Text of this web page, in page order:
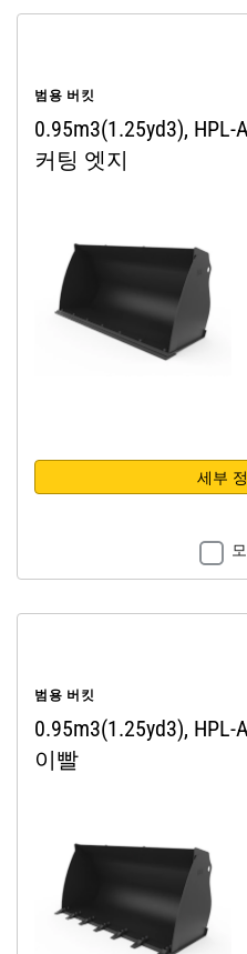
범용 버킷
0.95m3(1.25yd3),
커팅 엣지
세부
범용 버킷
0.95m3(1.25yd3),
이빨